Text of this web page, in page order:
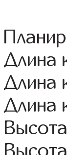
Длина
Длина
Длина